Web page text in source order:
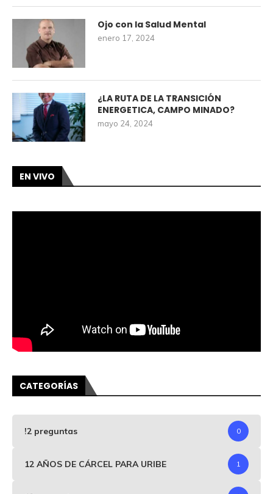
Ojo con la Salud Mental
enero 17, 2024
¿LA RUTA DE LA TRANSICIÓN
ENERGETICA, CAMPO MINADO?
mayo 24, 2024
EN VIVO
CATEGORÍAS
!2 preguntas 0
12 AÑOS DE CÁRCEL PARA URIBE 1